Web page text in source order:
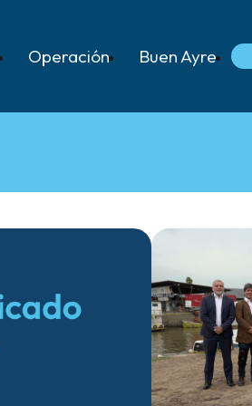
Operación Buen Ayre